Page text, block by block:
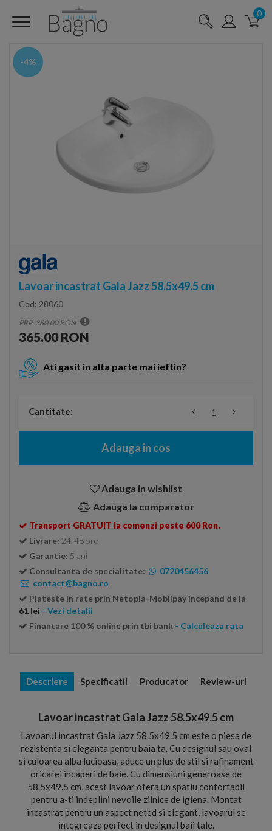
0
-4%
Lavoar incastrat Gala Jazz 58.5x49.5 cm
Cod: 28060
PRP: 380.00 RON
365.00 RON
Ati gasit in alta parte mai ieftin?
Cantitate:
Adauga in cos
Adauga in wishlist
Adauga la comparator
Transport GRATUIT la comenzi peste 600 Ron.
Livrare: 24-48 ore
Garantie: 5 ani
Consultanta de specialitate:
0720456456
contact@bagno.ro
Plateste in rate prin Netopia-Mobilpay incepand de la
61 lei - Vezi detalii
Finantare 100 % online prin tbi bank - Calculeaza rata
Descriere Specificatii Producator Review-uri
Lavoar incastrat Gala Jazz 58.5x49.5 cm
Lavoarul incastrat Gala Jazz 58.5x49.5 cm este o piesa de
rezistenta si eleganta pentru baia ta. Cu designul sau oval
si culoarea alba lucioasa, aduce un plus de stil si rafinament
oricarei incaperi de baie. Cu dimensiuni generoase de
58.5x49.5 cm, acest lavoar ofera un spatiu confortabil
pentru a-ti indeplini nevoile zilnice de igiena. Montat
incastrat pentru un aspect neted si elegant, lavoarul se
integreaza perfect in designul baii tale.